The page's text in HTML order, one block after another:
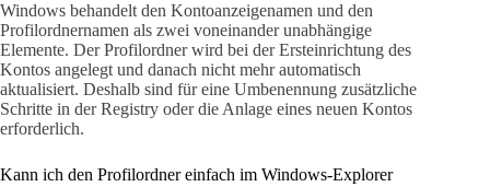
Windows behandelt den Kontoanzeigenamen und den
Profilordnernamen als zwei voneinander unabhängige
Elemente. Der Profilordner wird bei der Ersteinrichtung des
Kontos angelegt und danach nicht mehr automatisch
aktualisiert. Deshalb sind für eine Umbenennung zusätzliche
Schritte in der Registry oder die Anlage eines neuen Kontos
erforderlich.
Kann ich den Profilordner einfach im Windows-Explorer